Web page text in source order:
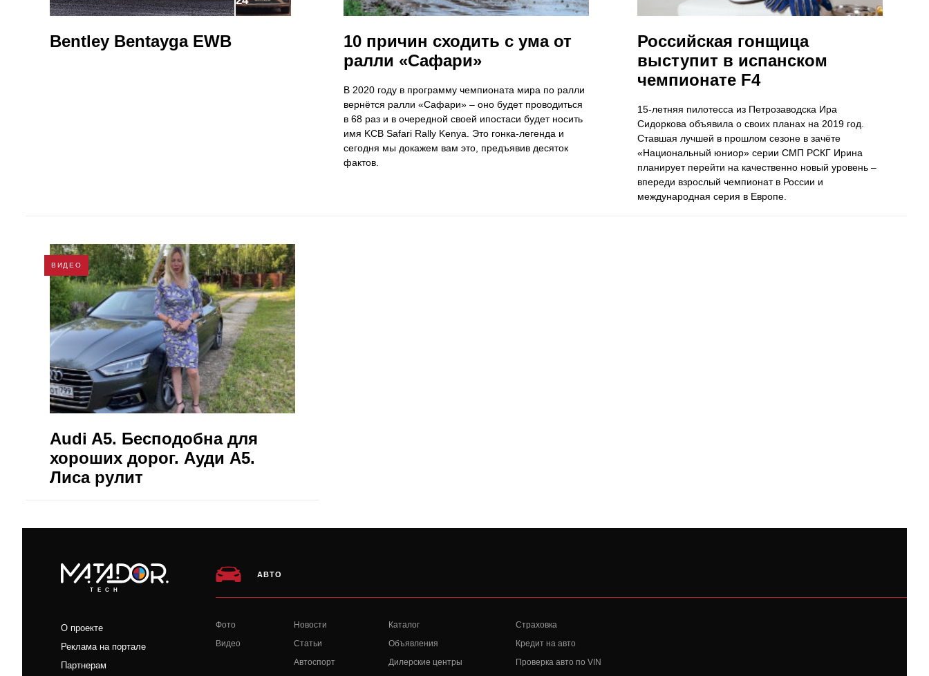
Bentley Bentayga EWB
10 причин сходить с ума от
ралли «Сафари»
В 2020 году в программу чемпионата мира по ралли
вернётся ралли «Сафари» – оно будет проводиться
в 68 раз и в очередной своей ипостаси будет носить
имя KCB Safari Rally Kenya. Это гонка-легенда и
сегодня мы докажем вам это, предъявив десяток
фактов.
Российская гонщица
выступит в испанском
чемпионате F4
15-летняя пилотесса из Петрозаводска Ира
Сидоркова объявила о своих планах на 2019 год.
Ставшая лучшей в прошлом сезоне в зачёте
«Национальный юниор» серии СМП РСКГ Ирина
планирует перейти на качественно новый уровень –
впереди взрослый чемпионат в России и
международная серия в Европе.
ВИДЕО
Audi A5. Бесподобна для
хороших дорог. Ауди А5.
Лиса рулит
TECH
О проекте
Реклама на портале
Партнерам
АВТО
Фото
Видео
Новости
Статьи
Автоспорт
Каталог
Объявления
Дилерские центры
Страховка
Кредит на авто
Проверка авто по VIN